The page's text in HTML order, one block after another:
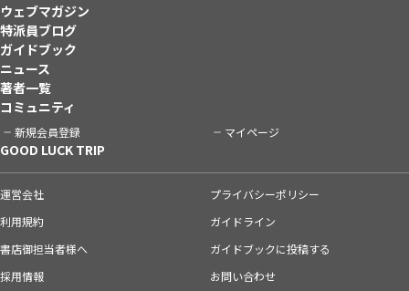
ウェブマガジン
特派員ブログ
ガイドブック
ニュース
著者一覧
コミュニティ
新規会員登録 マイページ
GOOD LUCK TRIP
運営会社
プライバシーポリシー
利用規約
ガイドライン
書店御担当者様へ
ガイドブックに投稿する
採用情報
お問い合わせ